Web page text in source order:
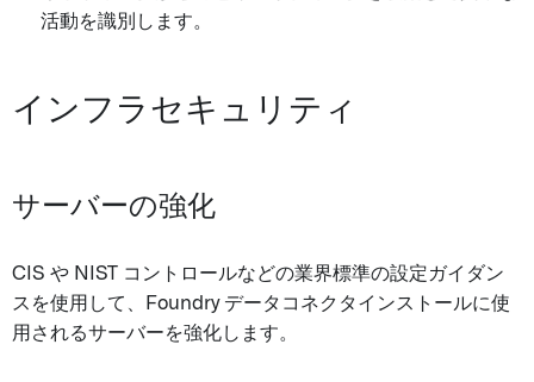
活動を識別します。
インフラセキュリティ
サーバーの強化
CIS や NIST コントロールなどの業界標準の設定ガイダン
スを使用して、Foundry データコネクタインストールに使
用されるサーバーを強化します。